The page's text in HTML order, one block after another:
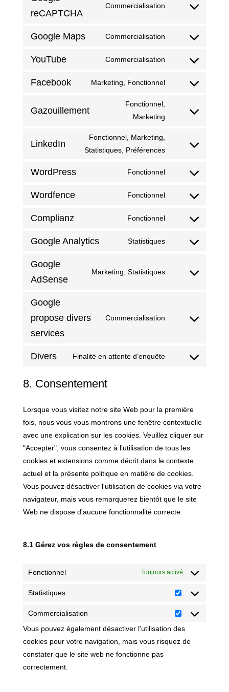
reCAPTCHA
Commercialisation
Consentement
service
recaptcha
Google Maps Commercialisation
Consentement
Google
YouTube Commercialisation
Consentement
Facebook Marketing, Fonctionnel
Consentement
service
Gazouillement
Fonctionnel,
Marketing
Consentement
service
LinkedIn
Fonctionnel, Marketing,
Statistiques, Préférences
Consentement
service
WordPress Fonctionnel
Consentement
WordPress
Wordfence Fonctionnel
Consentement
Wordfence
Complianz Fonctionnel
Consentement
Google Analytics Statistiques
Consentement
service
Google
AdSense
Marketing, Statistiques
Consentement
Google
Google
propose divers
services
Commercialisation
Consentement
Google
Divers Finalité en attente d’enquête
Consentement
8. Consentement
Lorsque vous visitez notre site Web pour la première
fois, nous vous vous montrons une fenêtre contextuelle
avec une explication sur les cookies. Veuillez cliquer sur
"Accepter", vous consentez à l'utilisation de tous les
cookies et extensions comme décrit dans le contexte
actuel et la présente politique en matière de cookies.
Vous pouvez désactiver l'utilisation de cookies via votre
navigateur, mais vous remarquerez bientôt que le site
Web ne dispose d'aucune fonctionnalité correcte.
8.1 Gérez vos règles de consentement
Fonctionnel Toujours activé
Statistiques
Statistiques
Commercialisation
Vous pouvez également désactiver l'utilisation des
cookies pour votre navigation, mais vous risquez de
constater que le site web ne fonctionne pas
correctement.